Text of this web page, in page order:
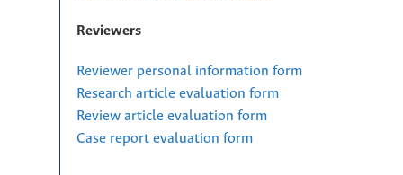
Reviewers
Reviewer personal information form
Research article evaluation form
Review article evaluation form
Case report evaluation form